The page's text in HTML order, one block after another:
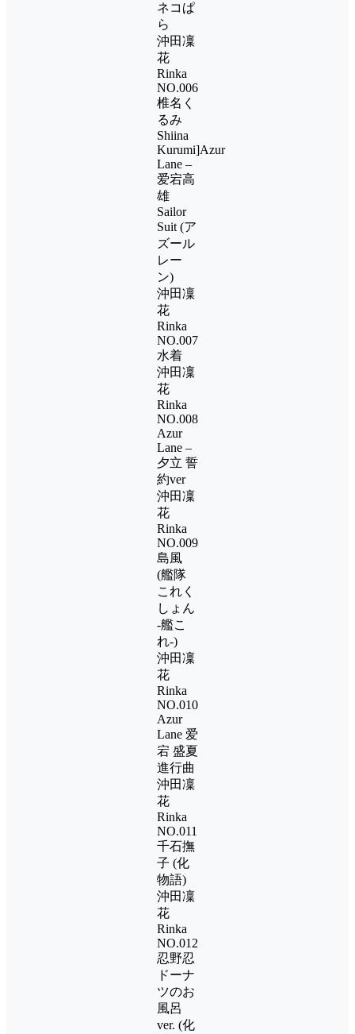
ネコぱ
ら
沖田凜
花
Rinka
NO.006
椎名く
るみ
Shiina
Kurumi]Azur
Lane –
爱宕高
雄
Sailor
Suit (ア
ズール
レー
ン)
沖田凜
花
Rinka
NO.007
水着
沖田凜
花
Rinka
NO.008
Azur
Lane –
夕立 誓
約ver
沖田凜
花
Rinka
NO.009
島風
(艦隊
これく
しょん
-艦こ
れ-)
沖田凜
花
Rinka
NO.010
Azur
Lane 爱
宕 盛夏
進行曲
沖田凜
花
Rinka
NO.011
千石撫
子 (化
物語)
沖田凜
花
Rinka
NO.012
忍野忍
ドーナ
ツのお
風呂
ver. (化